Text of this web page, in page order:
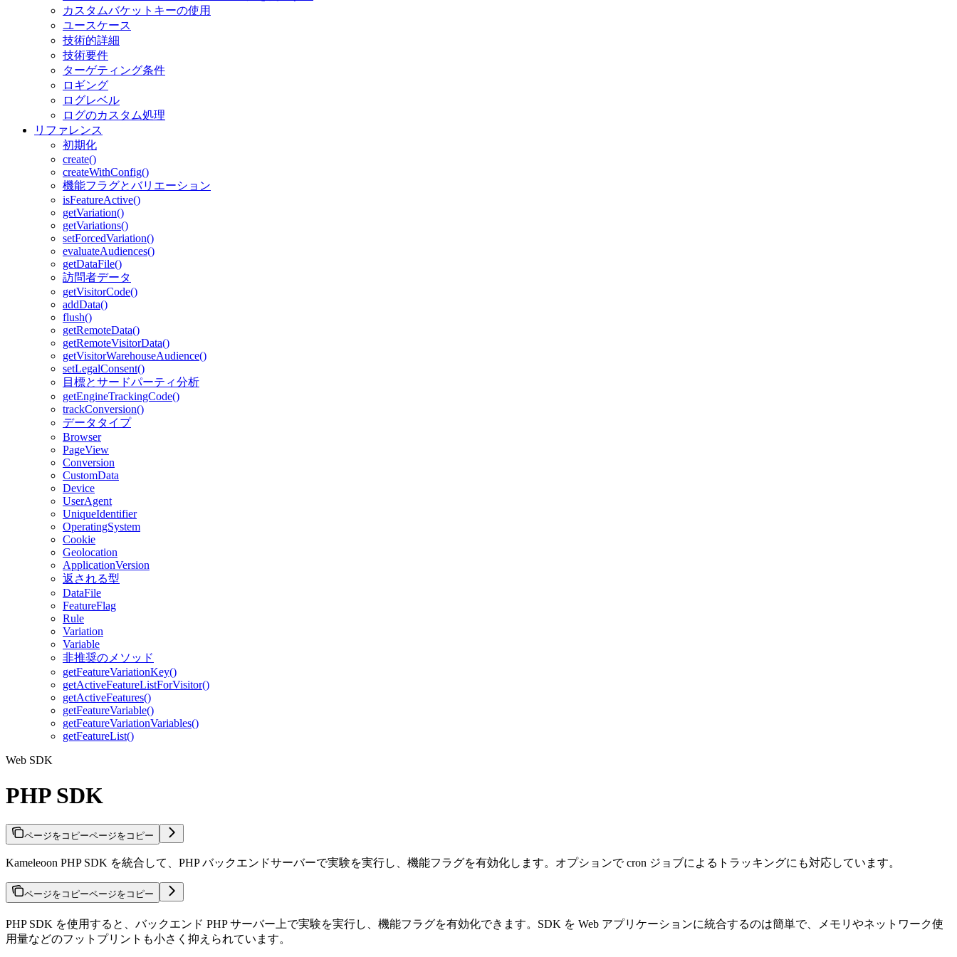
カスタムバケットキーの使用
ユースケース
技術的詳細
技術要件
ターゲティング条件
ロギング
ログレベル
ログのカスタム処理
リファレンス
初期化
create()
createWithConfig()
機能フラグとバリエーション
isFeatureActive()
getVariation()
getVariations()
setForcedVariation()
evaluateAudiences()
getDataFile()
訪問者データ
getVisitorCode()
addData()
flush()
getRemoteData()
getRemoteVisitorData()
getVisitorWarehouseAudience()
setLegalConsent()
目標とサードパーティ分析
getEngineTrackingCode()
trackConversion()
データタイプ
Browser
PageView
Conversion
CustomData
Device
UserAgent
UniqueIdentifier
OperatingSystem
Cookie
Geolocation
ApplicationVersion
返される型
DataFile
FeatureFlag
Rule
Variation
Variable
非推奨のメソッド
getFeatureVariationKey()
getActiveFeatureListForVisitor()
getActiveFeatures()
getFeatureVariable()
getFeatureVariationVariables()
getFeatureList()
Web SDK
PHP SDK
ページをコピーページをコピー
Kameleoon PHP SDK を統合して、PHP バックエンドサーバーで実験を実行し、機能フラグを有効化します。オプションで cron ジョブによるトラッキングにも対応しています。
ページをコピーページをコピー
PHP SDK を使用すると、バックエンド PHP サーバー上で実験を実行し、機能フラグを有効化できます。SDK を Web アプリケーションに統合するのは簡単で、メモリやネットワーク使
用量などのフットプリントも小さく抑えられています。